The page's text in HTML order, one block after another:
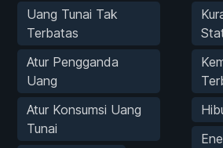
Uang Tunai Tak
Terbatas
Atur Pengganda
Uang
Atur Konsumsi Uang
Tunai